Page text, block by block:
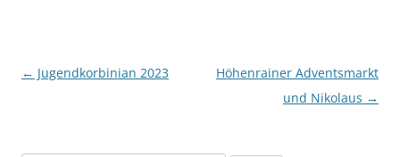
Beitragsnavigation
← Jugendkorbinian 2023
Höhenrainer Adventsmarkt
und Nikolaus →